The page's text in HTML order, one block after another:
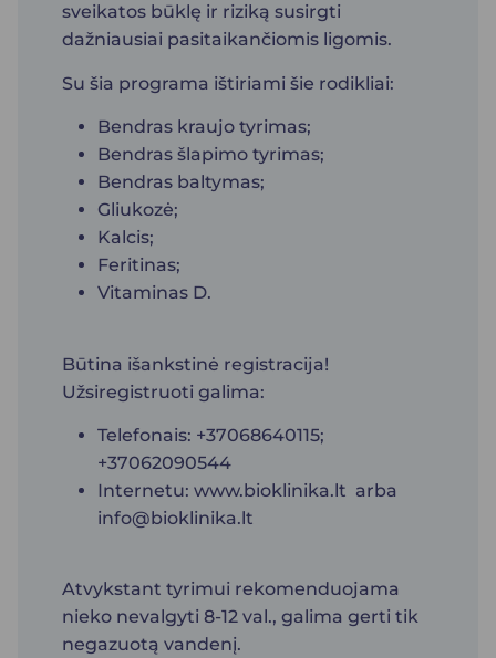
sveikatos būklę ir riziką susirgti
dažniausiai pasitaikančiomis ligomis.
Su šia programa ištiriami šie rodikliai:
Bendras kraujo tyrimas;
Bendras šlapimo tyrimas;
Bendras baltymas;
Gliukozė;
Kalcis;
Feritinas;
Vitaminas D.
Būtina išankstinė registracija!
Užsiregistruoti galima:
Telefonais: +37068640115;
+37062090544
Internetu: www.bioklinika.lt arba
info@bioklinika.lt
Atvykstant tyrimui rekomenduojama
nieko nevalgyti 8-12 val., galima gerti tik
negazuotą vandenį.